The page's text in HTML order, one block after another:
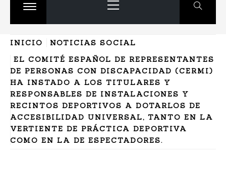
Cambiar
principal
INICIO
NOTICIAS SOCIAL
EL COMITÉ ESPAÑOL DE REPRESENTANTES
DE PERSONAS CON DISCAPACIDAD (CERMI)
HA INSTADO A LOS TITULARES Y
RESPONSABLES DE INSTALACIONES Y
RECINTOS DEPORTIVOS A DOTARLOS DE
ACCESIBILIDAD UNIVERSAL, TANTO EN LA
VERTIENTE DE PRÁCTICA DEPORTIVA
COMO EN LA DE ESPECTADORES.